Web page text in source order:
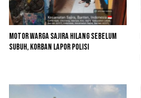
Motor Warga Sajira Hilang Sebelum
Subuh, Korban Lapor Polisi